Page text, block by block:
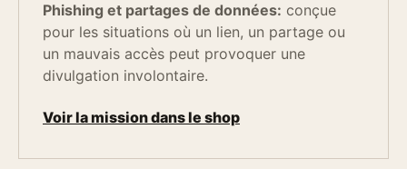
Phishing et partages de données: conçue
pour les situations où un lien, un partage ou
un mauvais accès peut provoquer une
divulgation involontaire.
Voir la mission dans le shop